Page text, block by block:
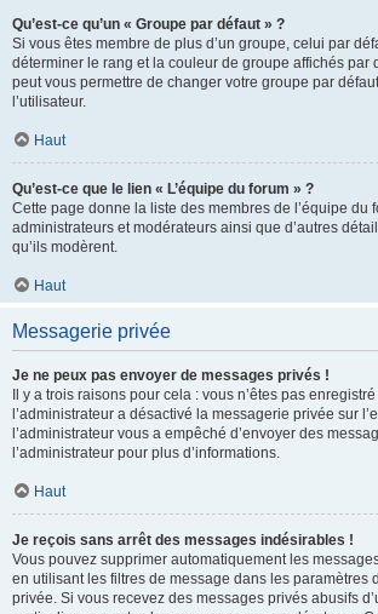
Qu’est-ce qu’un « Groupe par défaut » ?
Si vous êtes membre de plus d’un groupe, celui par
déterminer le rang et la couleur de groupe affichés par
peut vous permettre de changer votre groupe par
l’utilisateur.
Haut
Qu’est-ce que le lien « L’équipe du forum » ?
Cette page donne la liste des membres de l’équipe du
administrateurs et modérateurs ainsi que d’autres
qu’ils modèrent.
Haut
Messagerie privée
Je ne peux pas envoyer de messages privés !
Il y a trois raisons pour cela : vous n’êtes pas
l’administrateur a désactivé la messagerie privée sur
l’administrateur vous a empêché d’envoyer des
l’administrateur pour plus d’informations.
Haut
Je reçois sans arrêt des messages indésirables !
Vous pouvez supprimer automatiquement les
en utilisant les filtres de message dans les paramètres
privée. Si vous recevez des messages privés abusifs